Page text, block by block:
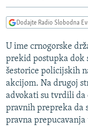
Pređite
pretragu
VIZUELNO
VIDEO
FOTOGALERIJE
INFOGRAFIKE
PODCASTI
RAT U UKRAJINI
KINA NA BALKANU
RSE PRIČE IZ SVIJETA
ISPRIČAJ MI
Dodajte Radio Slobodna
U ime crnogorske
prekid postupka dok
šestorice policijskih
akcijom. Na drugoj
advokati su tvrdili da
pravnih prepreka da
pravna